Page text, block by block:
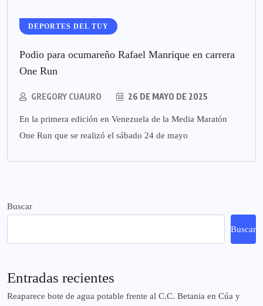
DEPORTES DEL TUY
Podio para ocumareño Rafael Manrique en carrera
One Run
GREGORY CUAURO 26 DE MAYO DE 2025
En la primera edición en Venezuela de la Media Maratón
One Run que se realizó el sábado 24 de mayo
Buscar
Buscar
Entradas recientes
Reaparece bote de agua potable frente al C.C. Betania en Cúa y